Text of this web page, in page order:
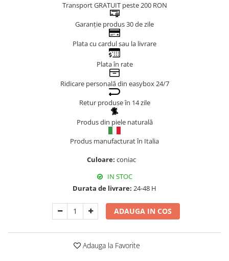
Transport GRATUIT peste 200 RON
Garanție produs 30 de zile
Plata cu cardul sau la livrare
Plata în rate
Ridicare personală din easybox 24/7
Retur produse în 14 zile
Produs din piele naturală
Produs manufacturat în Italia
Culoare: coniac
IN STOC
Durata de livrare: 24-48 H
ADAUGA IN COS
Adauga la Favorite